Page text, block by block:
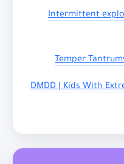
Intermittent
Temper
DMDD | Kids With